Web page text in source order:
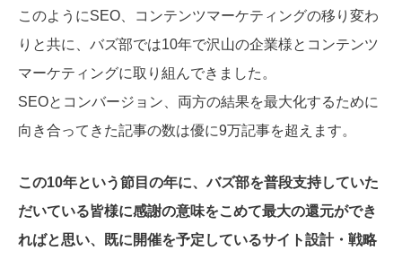
このようにSEO、コンテンツマーケティングの移り変わ
りと共に、バズ部では10年で沢山の企業様とコンテンツ
マーケティングに取り組んできました。
SEOとコンバージョン、両方の結果を最大化するために
向き合ってきた記事の数は優に9万記事を超えます。
この10年という節目の年に、バズ部を普段支持していた
だいている皆様に感謝の意味をこめて最大の還元ができ
ればと思い、既に開催を予定しているサイト設計・ 戦略